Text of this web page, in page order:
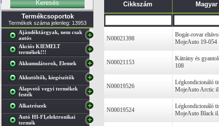
Termékcsoportok
Termékek száma jelenleg: 13953
Ajándéktárgyak, nem csak
autós
Akciós KIEMELT
termékek!!!
Akkumulátorok, Elemek
Akkutöltők, kiegészítők
Alapvető vegyi termékek
festék
Alkatrészek
Autó HI-FI,elektronikai
termék
Cikkszám
N00021398
Bogár-rovar
MojeAuto 19-054
N00021153
Kátrány és
108
N00019526
Légkondicionáló
MojeAuto Arctic il
N00019524
Légkondicionáló
MojeAuto Black il.